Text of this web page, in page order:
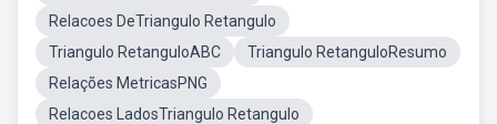
Relacoes DeTriangulo Retangulo
Triangulo RetanguloABC
Triangulo RetanguloResumo
Relações MetricasPNG
Relacoes LadosTriangulo Retangulo